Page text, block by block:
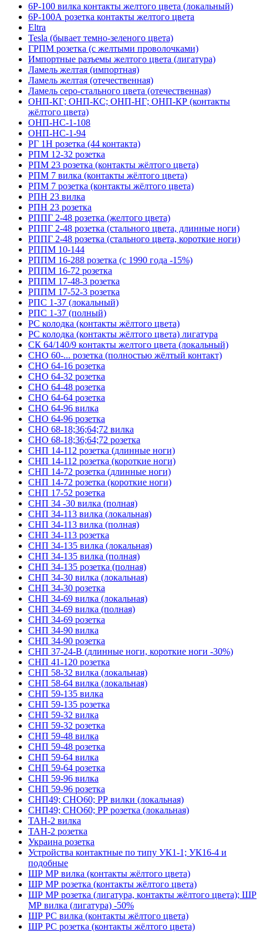
6Р-100 вилка контакты желтого цвета (локальный)
6Р-100А розетка контакты желтого цвета
Eltra
Tesla (бывает темно-зеленого цвета)
ГРПМ розетка (с желтыми проволочками)
Импортные разъемы желтого цвета (лигатура)
Ламель желтая (импортная)
Ламель желтая (отечественная)
Ламель серо-стального цвета (отечественная)
ОНП-КГ; ОНП-КС; ОНП-НГ; ОНП-КР (контакты
жёлтого цвета)
ОНП-НС-1-108
ОНП-НС-1-94
РГ 1Н розетка (44 контакта)
РПМ 12-32 розетка
РПМ 23 розетка (контакты жёлтого цвета)
РПМ 7 вилка (контакты жёлтого цвета)
РПМ 7 розетка (контакты жёлтого цвета)
РПН 23 вилка
РПН 23 розетка
РППГ 2-48 розетка (желтого цвета)
РППГ 2-48 розетка (стального цвета, длинные ноги)
РППГ 2-48 розетка (стального цвета, короткие ноги)
РППМ 10-144
РППМ 16-288 розетка (с 1990 года -15%)
РППМ 16-72 розетка
РППМ 17-48-3 розетка
РППМ 17-52-3 розетка
РПС 1-37 (локальный)
РПС 1-37 (полный)
РС колодка (контакты жёлтого цвета)
РС колодка (контакты жёлтого цвета) лигатура
СК 64/140/9 контакты желтого цвета (локальный)
СНО 60-... розетка (полностью жёлтый контакт)
СНО 64-16 розетка
СНО 64-32 розетка
СНО 64-48 розетка
СНО 64-64 розетка
СНО 64-96 вилка
СНО 64-96 розетка
СНО 68-18;36;64;72 вилка
СНО 68-18;36;64;72 розетка
СНП 14-112 розетка (длинные ноги)
СНП 14-112 розетка (короткие ноги)
СНП 14-72 розетка (длинные ноги)
СНП 14-72 розетка (короткие ноги)
СНП 17-52 розетка
СНП 34 -30 вилка (полная)
СНП 34-113 вилка (локальная)
СНП 34-113 вилка (полная)
СНП 34-113 розетка
СНП 34-135 вилка (локальная)
СНП 34-135 вилка (полная)
СНП 34-135 розетка (полная)
СНП 34-30 вилка (локальная)
СНП 34-30 розетка
СНП 34-69 вилка (локальная)
СНП 34-69 вилка (полная)
СНП 34-69 розетка
СНП 34-90 вилка
СНП 34-90 розетка
СНП 37-24-В (длинные ноги, короткие ноги -30%)
СНП 41-120 розетка
СНП 58-32 вилка (локальная)
СНП 58-64 вилка (локальная)
СНП 59-135 вилка
СНП 59-135 розетка
СНП 59-32 вилка
СНП 59-32 розетка
СНП 59-48 вилка
СНП 59-48 розетка
СНП 59-64 вилка
СНП 59-64 розетка
СНП 59-96 вилка
СНП 59-96 розетка
СНП49; СНО60; РР вилки (локальная)
СНП49; СНО60; РР розетка (локальная)
ТАН-2 вилка
ТАН-2 розетка
Украина розетка
Устройства контактные по типу УК1-1; УК16-4 и
подобные
ШР МР вилка (контакты жёлтого цвета)
ШР МР розетка (контакты жёлтого цвета)
ШР МР розетка (лигатура, контакты жёлтого цвета); ШР
МР вилка (лигатура) -50%
ШР РС вилка (контакты жёлтого цвета)
ШР РС розетка (контакты жёлтого цвета)